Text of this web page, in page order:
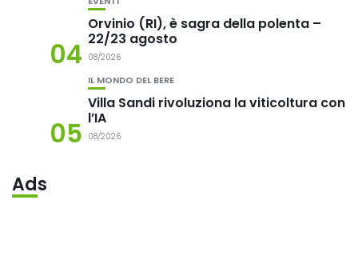
04
Orvinio (RI), è sagra della polenta –
22/23 agosto
08/2026
05
IL MONDO DEL BERE
Villa Sandi rivoluziona la viticoltura con
l’IA
08/2026
Ads